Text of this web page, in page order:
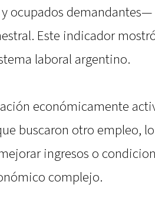
ocupados demandantes—
Este indicador
laboral argentino.
económicamente
buscaron otro empleo,
ingresos o
complejo.